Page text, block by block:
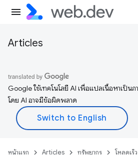
Articles
Google ใช้เทคโนโลยี AI เพื่อแปลเนื้อหาเป็น
โดย AI อาจมีข้อผิดพลาด
หน้าแรก Articles ทรัพยากร โหลดเร็ว